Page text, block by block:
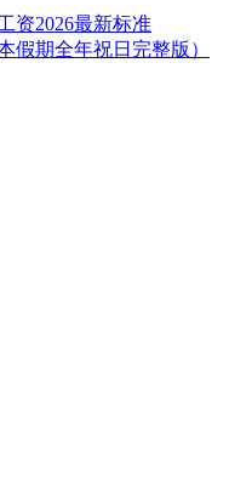
资2026最新标准
假期全年祝日完整版）